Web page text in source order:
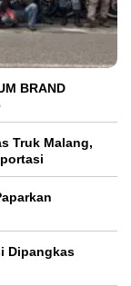
BRAND
Truk Malang,
Dipangkas